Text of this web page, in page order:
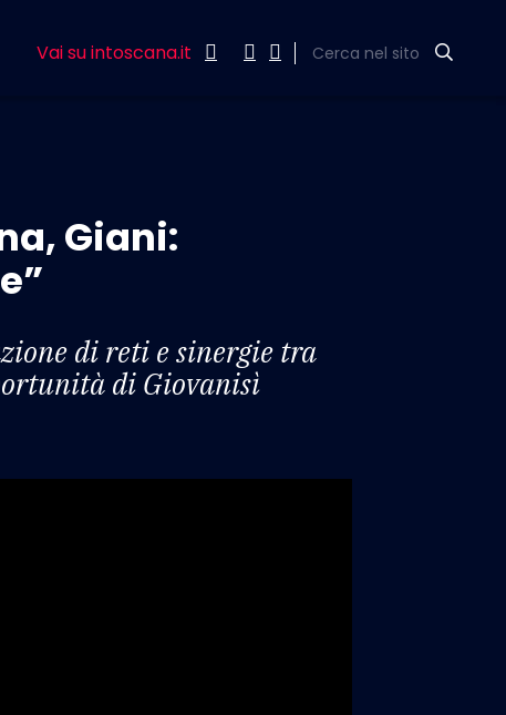
Vai su intoscana.it Cerca nel sito
Giani:
di reti e sinergie tra
di Giovanisì